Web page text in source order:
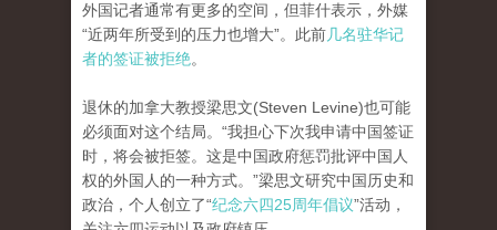
外国记者通常有更多的空间，但菲什表示，外媒
“近两年所受到的压力也增大”。此前几名驻华记
者的签证被拒绝。
退休的加拿大教授梁思文(Steven Levine)也可能
必须面对这个结局。“我担心下次我申请中国签证
时，将会被拒签。这是中国政府惩罚批评中国人
权的外国人的一种方式。”梁思文研究中国历史和
政治，个人创立了“纪念六四25周年倡议”活动，